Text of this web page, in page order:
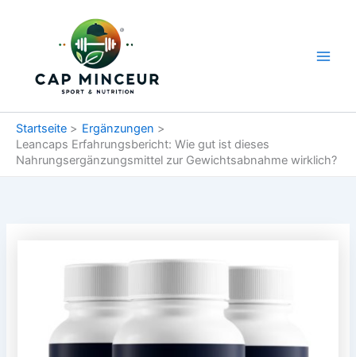
Startseite
Ergänzungen
Leancaps Erfahrungsbericht: Wie gut ist dieses
Nahrungsergänzungsmittel zur Gewichtsabnahme wirklich?